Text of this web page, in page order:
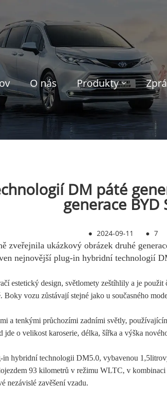
O nás Produkty
DM páté
generace BYD
● 2024-09-11 ● 7
zveřejnila ukázkový obrázek druhé
nejnovější plug-in hybridní technologií
estetický design, světlomety zeštíhlily a je
Boky vozu zůstávají stejné jako u současného
a tenkými průchozími zadními světly,
o velikost karoserie, délka, šířka a výška
hybridní technologii DM5.0, vybavenou
93 kilometrů v režimu WLTC, v
nezávislé zavěšení vzadu.